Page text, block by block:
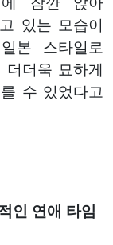
있는 모습이
본 스타일로
더욱 묘하게
수 있었다고
인 연애 타임